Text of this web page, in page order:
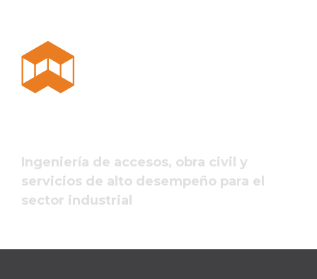
Ingeniería de accesos, obra civil y
servicios de alto desempeño para el
sector industrial